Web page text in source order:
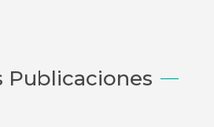
Publicaciones